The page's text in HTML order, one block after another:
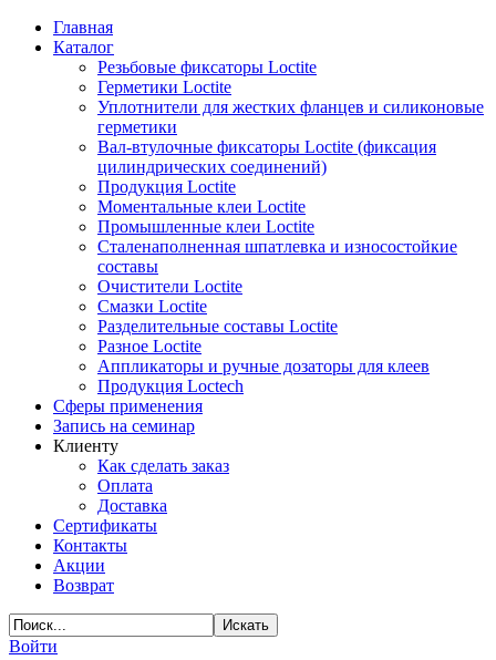
Главная
Каталог
Резьбовые фиксаторы Loctite
Герметики Loctite
Уплотнители для жестких фланцев и силиконовые
герметики
Вал-втулочные фиксаторы Loctite (фиксация
цилиндрических соединений)
Продукция Loctite
Моментальные клеи Loctite
Промышленные клеи Loctite
Сталенаполненная шпатлевка и износостойкие
составы
Очистители Loctite
Смазки Loctite
Разделительные составы Loctite
Разное Loctite
Аппликаторы и ручные дозаторы для клеев
Продукция Loctech
Сферы применения
Запись на семинар
Клиенту
Как сделать заказ
Оплата
Доставка
Сертификаты
Контакты
Акции
Возврат
Войти